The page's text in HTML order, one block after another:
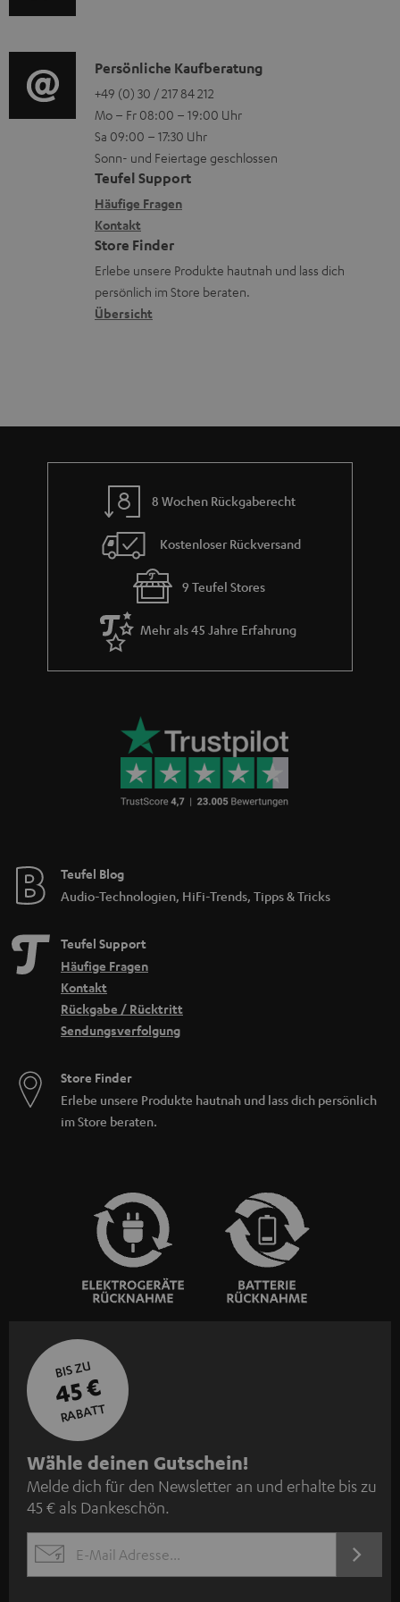
m
V
e
r
s
a
n
d
e
n
z
u
r
G
a
r
a
n
g
e
r
ä
t
e
R
ü
c
k
m
i
o
-
L
e
x
i
k
o
n
K
o
n
t
a
k
t
d
a
t
Persönliche Kaufberatung
+49 (0) 30 / 217 84 212
Mo – Fr 08:00 – 19:00 Uhr
Sa 09:00 – 17:30 Uhr
Sonn- und Feiertage geschlossen
Teufel Support
Häufige Fragen
Kontakt
Store Finder
Erlebe unsere Produkte hautnah und lass dich
persönlich im Store beraten.
Übersicht
8 Wochen Rückgaberecht
Kostenloser Rückversand
9 Teufel Stores
Mehr als 45 Jahre Erfahrung
Teufel Blog
Audio-Technologien, HiFi-Trends, Tipps & Tricks
Teufel Support
Häufige Fragen
Kontakt
Rückgabe / Rücktritt
Sendungsverfolgung
Store Finder
Erlebe unsere Produkte hautnah und lass dich persönlich
im Store beraten.
BIS ZU
45 €
RABATT
N
e
w
s
l
Wähle deinen Gutschein!
Melde dich für den Newsletter an und erhalte bis zu
45 € als Dankeschön.
EMAIL
JETZT